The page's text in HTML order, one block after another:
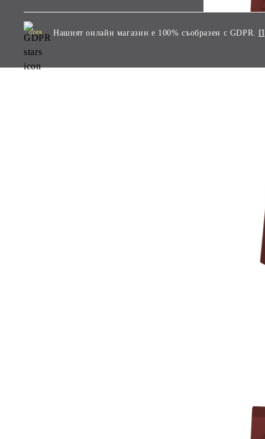
GDPR Нашият онлайн магазин е 100% съобразен с GDPR.